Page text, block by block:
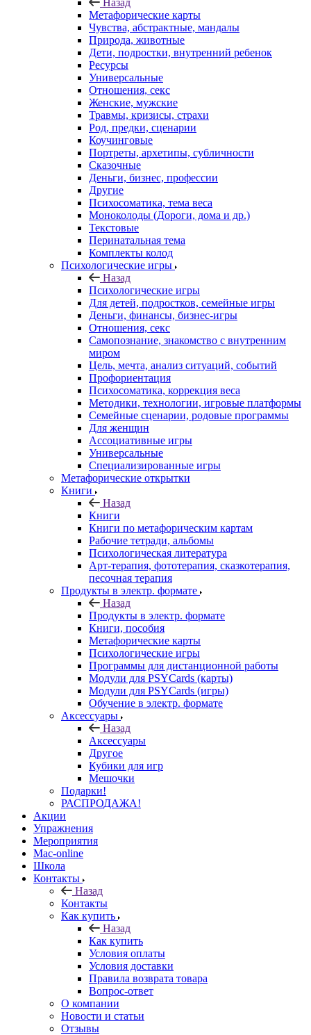
Назад
Mетафорические карты
Чувства, абстрактные, мандалы
Природа, животные
Дети, подростки, внутренний ребенок
Ресурсы
Универсальные
Отношения, секс
Женские, мужские
Травмы, кризисы, страхи
Род, предки, сценарии
Коучинговые
Портреты, архетипы, субличности
Сказочные
Деньги, бизнес, профессии
Другие
Психосоматика, тема веса
Моноколоды (Дороги, дома и др.)
Текстовые
Перинатальная тема
Комплекты колод
Психологические игры
Назад
Психологические игры
Для детей, подростков, семейные игры
Деньги, финансы, бизнес-игры
Отношения, секс
Самопознание, знакомство с внутренним
миром
Цель, мечта, анализ ситуаций, событий
Профориентация
Психосоматика, коррекция веса
Методики, технологии, игровые платформы
Семейные сценарии, родовые программы
Для женщин
Ассоциативные игры
Универсальные
Специализированные игры
Метафорические открытки
Книги
Назад
Книги
Книги по метафорическим картам
Рабочие тетради, альбомы
Психологическая литература
Арт-терапия, фототерапия, сказкотерапия,
песочная терапия
Продукты в электр. формате
Назад
Продукты в электр. формате
Книги, пособия
Метафорические карты
Психологические игры
Программы для дистанционной работы
Модули для PSYCards (карты)
Модули для PSYCards (игры)
Обучение в электр. формате
Аксессуары
Назад
Аксессуары
Другое
Кубики для игр
Мешочки
Подарки!
РАСПРОДАЖА!
Акции
Упражнения
Мероприятия
Mac-online
Школа
Контакты
Назад
Контакты
Как купить
Назад
Как купить
Условия оплаты
Условия доставки
Правила возврата товара
Вопрос-ответ
О компании
Новости и статьи
Отзывы